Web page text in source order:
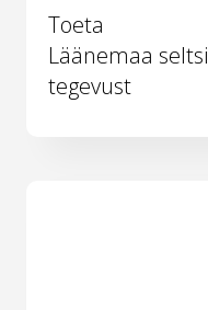
Toeta
Läänemaa seltsi
tegevust